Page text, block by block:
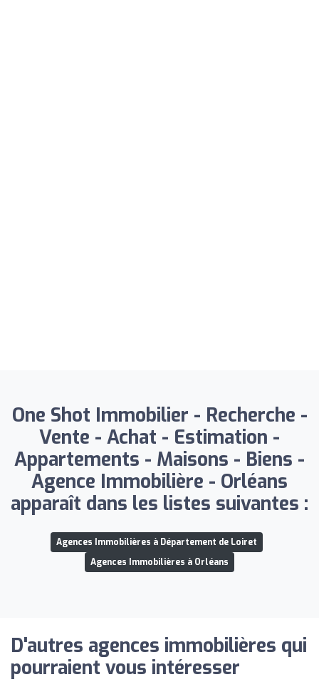
One Shot Immobilier - Recherche -
Vente - Achat - Estimation -
Appartements - Maisons - Biens -
Agence Immobilière - Orléans
apparaît dans les listes suivantes :
Agences Immobilières à Département de Loiret
Agences Immobilières à Orléans
D'autres agences immobilières qui
pourraient vous intéresser